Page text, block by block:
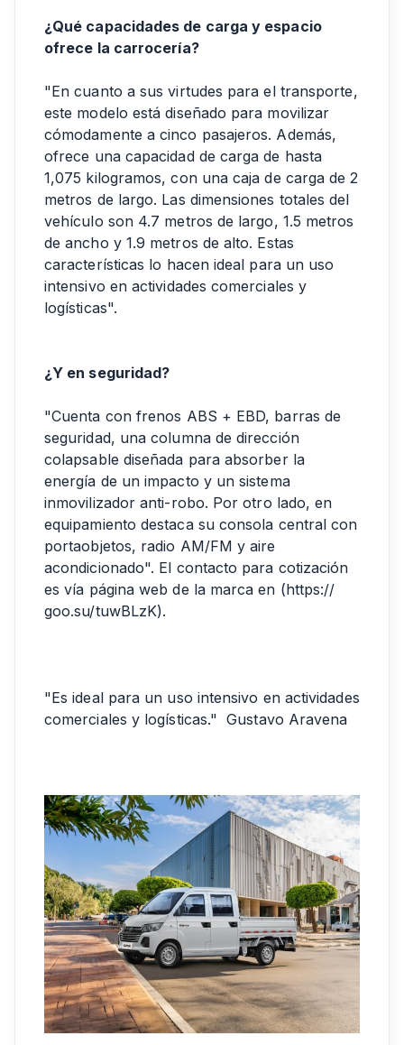
¿Qué capacidades de carga y espacio
ofrece la carrocería?
"En cuanto a sus virtudes para el transporte,
este modelo está diseñado para movilizar
cómodamente a cinco pasajeros. Además,
ofrece una capacidad de carga de hasta
1,075 kilogramos, con una caja de carga de 2
metros de largo. Las dimensiones totales del
vehículo son 4.7 metros de largo, 1.5 metros
de ancho y 1.9 metros de alto. Estas
características lo hacen ideal para un uso
intensivo en actividades comerciales y
logísticas".
¿Y en seguridad?
"Cuenta con frenos ABS + EBD, barras de
seguridad, una columna de dirección
colapsable diseñada para absorber la
energía de un impacto y un sistema
inmovilizador anti-robo. Por otro lado, en
equipamiento destaca su consola central con
portaobjetos, radio AM/FM y aire
acondicionado". El contacto para cotización
es vía página web de la marca en (https://
goo.su/tuwBLzK).
"Es ideal para un uso intensivo en actividades
comerciales y logísticas." Gustavo Aravena